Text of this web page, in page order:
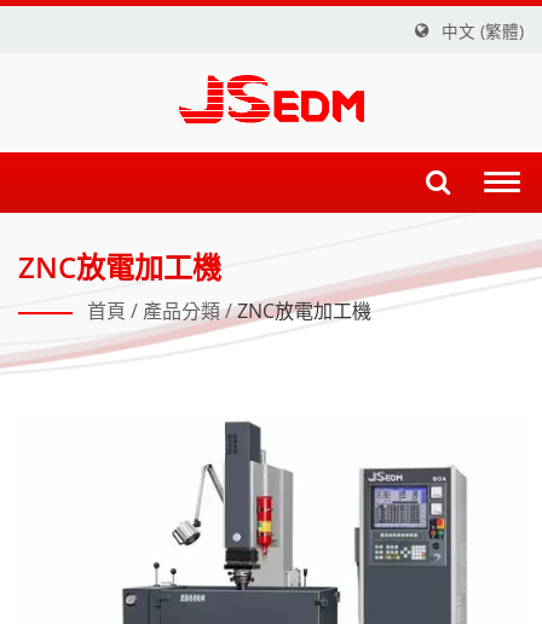
中文 (繁體)
ZNC放電加工機
首頁 / 產品分類/ZNC放電加工機